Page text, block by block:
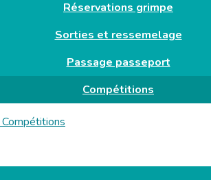
Réservations grimpe
Sorties et ressemelage
Passage passeport
Compétitions
Compétitions